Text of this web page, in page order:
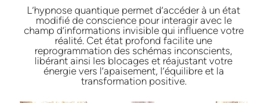
L’hypnose quantique permet d’accéder à un état
modifié de conscience pour interagir avec le
champ d’informations invisible qui influence votre
réalité. Cet état profond facilite une
reprogrammation des schémas inconscients,
libérant ainsi les blocages et réajustant votre
énergie vers l’apaisement, l’équilibre et la
transformation positive.